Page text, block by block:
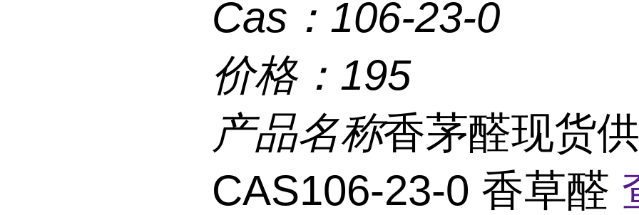
Cas： 106-23-0
价格： 195
产品名称香茅醛现货
CAS106-23-0 香草醛